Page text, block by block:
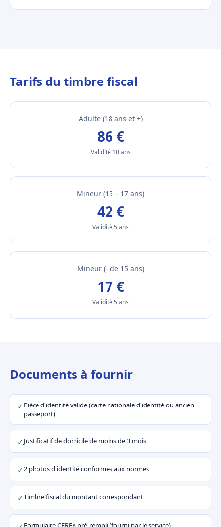
Tarifs du timbre fiscal
Adulte (18 ans et +)
86 €
Validité 10 ans
Mineur (15 – 17 ans)
42 €
Validité 5 ans
Mineur (- de 15 ans)
17 €
Validité 5 ans
Documents à fournir
✓ Pièce d'identité valide (carte nationale d'identité ou ancien
passeport)
✓Justificatif de domicile de moins de 3 mois
✓2 photos d'identité conformes aux normes
✓Timbre fiscal du montant correspondant
Formulaire CERFA pré-rempli (fourni par le service)